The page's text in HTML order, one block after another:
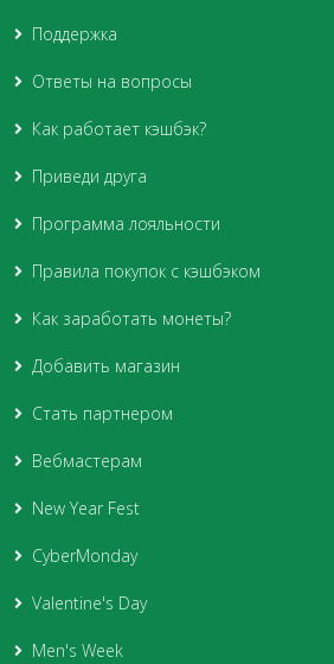
Поддержка
Ответы на вопросы
Как работает кэшбэк?
Приведи друга
Программа лояльности
Правила покупок с кэшбэком
Как заработать монеты?
Добавить магазин
Стать партнером
Вебмастерам
New Year Fest
CyberMonday
Valentine's Day
Men's Week